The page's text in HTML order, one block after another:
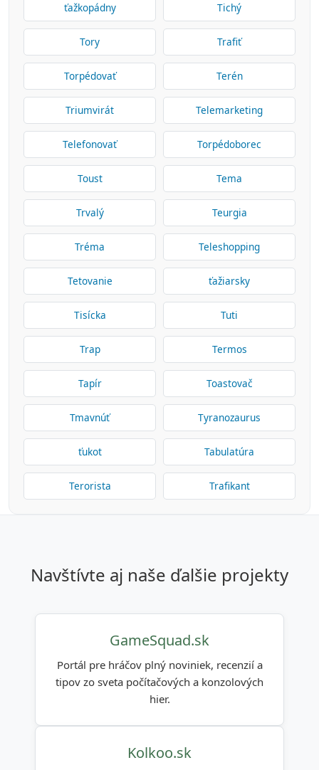
ťažkopádny Tichý
Tory Trafiť
Torpédovať Terén
Triumvirát Telemarketing
Telefonovať Torpédoborec
Toust Tema
Trvalý Teurgia
Tréma Teleshopping
Tetovanie ťažiarsky
Tisícka Tuti
Trap Termos
Tapír Toastovač
Tmavnúť Tyranozaurus
ťukot Tabulatúra
Terorista Trafikant
navštívte aj naše ďalšie projekty
GameSquad.sk
Portál pre hráčov plný noviniek, recenzií a
tipov zo sveta počítačových a konzolových
hier.
Kolkoo.sk